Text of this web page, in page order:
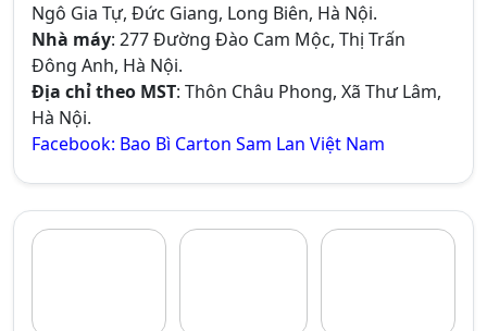
Ngô Gia Tự, Đức Giang, Long Biên, Hà Nội.
Nhà máy: 277 Đường Đào Cam Mộc, Thị Trấn
Đông Anh, Hà Nội.
Địa chỉ theo MST: Thôn Châu Phong, Xã Thư Lâm,
Hà Nội.
Facebook: Bao Bì Carton Sam Lan Việt Nam